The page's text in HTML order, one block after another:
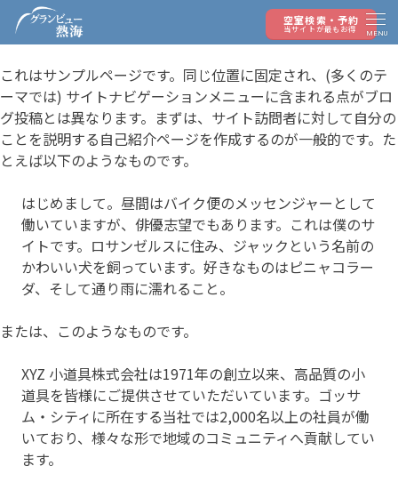
空室検索・予約
当サイトが最もお得 MENU
サンプルページ
これはサンプルページです。同じ位置に固定され、(多くのテ
ーマでは) サイトナビゲーションメニューに含まれる点がブロ
グ投稿とは異なります。まずは、サイト訪問者に対して自分の
ことを説明する自己紹介ページを作成するのが一般的です。た
とえば以下のようなものです。
はじめまして。昼間はバイク便のメッセンジャーとして
働いていますが、俳優志望でもあります。これは僕のサ
イトです。ロサンゼルスに住み、ジャックという名前の
かわいい犬を飼っています。好きなものはピニャコラー
ダ、そして通り雨に濡れること。
または、このようなものです。
XYZ 小道具株式会社は1971年の創立以来、高品質の小
道具を皆様にご提供させていただいています。ゴッサ
ム・シティに所在する当社では2,000名以上の社員が働
いており、様々な形で地域のコミュニティへ貢献してい
ます。